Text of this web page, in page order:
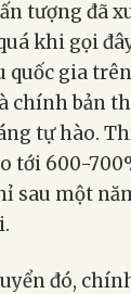
tượng đã
khi gọi
quốc gia
chính bản
tự hào.
tới 600-
sau một
đó,